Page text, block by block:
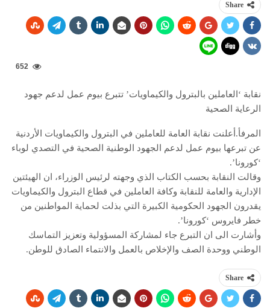
Share
652
نقابة ‘العاملين بالبترول والكيماويات’ تتبرع بيوم عمل لدعم جهود
الرعاية الصحية
المرفأ.أعلنت نقابة العامة للعاملين في البترول والكيماويات الأردنية
عن تبرعها بيوم عمل لدعم الجهود الوطنية الصحية في التصدي لوباء
‘كورونا’.
وقالت النقابة بحسب الكتاب الذي وجهته لرئيس الوزراء، ان الهيئتين
الإدارية والعامة للنقابة وكافة العاملين في قطاع البترول والكيماويات
يقدرون الجهود الحكومية الكبيرة التي بذلت لحماية المواطنين من
خطر فايروس ‘كورونا’.
وأشارت الى ان التبرع جاء لمشاركة المسؤولية وتعزيز التماسك
الوطني ووحدة الصف والإخلاص بالعمل والانتماء الصادق للوطن.
Share